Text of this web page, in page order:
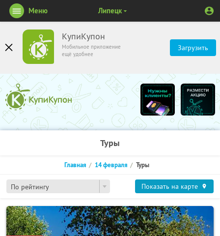
КупиКупон
Мобильное приложение
ещё удобнее
Загрузить
Меню Липецк
Туры
По рейтингу
Главная 14 февраля Туры
Показать на карте